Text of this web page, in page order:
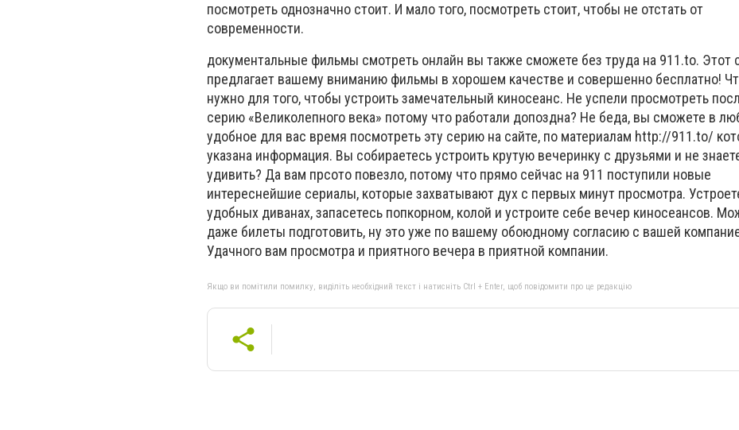
посмотреть однозначно стоит. И мало того, посмотреть стоит, чтобы не отстать от
современности.
документальные фильмы смотреть онлайн вы также сможете без труда на 911.to. Этот
предлагает вашему вниманию фильмы в хорошем качестве и совершенно бесплатно!
нужно для того, чтобы устроить замечательный киносеанс. Не успели просмотреть
серию «Великолепного века» потому что работали допоздна? Не беда, вы сможете в
удобное для вас время посмотреть эту серию на сайте, по материалам http://911.to/
указана информация. Вы собираетесь устроить крутую вечеринку с друзьями и не
удивить? Да вам прсото повезло, потому что прямо сейчас на 911 поступили новые
интереснейшие сериалы, которые захватывают дух с первых минут просмотра.
удобных диванах, запасетесь попкорном, колой и устроите себе вечер киносеансов.
даже билеты подготовить, ну это уже по вашему обоюдному согласию с вашей
Удачного вам просмотра и приятного вечера в приятной компании.
Якщо ви помітили помилку, виділіть необхідний текст і натисніть Ctrl + Enter, щоб повідомити про це редакцію